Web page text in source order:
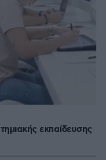
εκπαίδευσης